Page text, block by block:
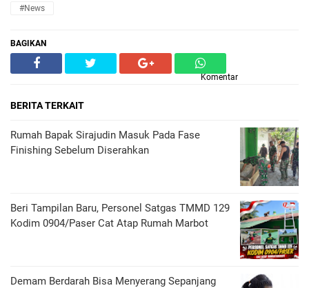
#News
BAGIKAN
Komentar
BERITA TERKAIT
Rumah Bapak Sirajudin Masuk Pada Fase
Finishing Sebelum Diserahkan
Beri Tampilan Baru, Personel Satgas TMMD 129
Kodim 0904/Paser Cat Atap Rumah Marbot
Demam Berdarah Bisa Menyerang Sepanjang